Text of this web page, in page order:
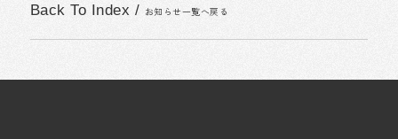
Back To Index / お知らせ一覧へ戻る